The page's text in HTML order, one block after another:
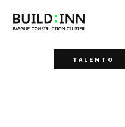
TALENTO